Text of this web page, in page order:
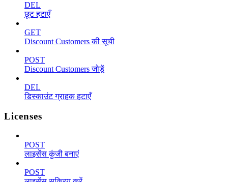
DEL
छूट हटाएँ
GET
Discount Customers की सूची
POST
Discount Customers जोड़ें
DEL
डिस्काउंट ग्राहक हटाएँ
Licenses
POST
लाइसेंस कुंजी बनाएं
POST